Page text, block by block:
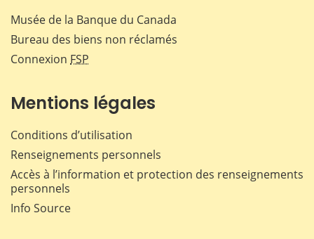
Musée de la Banque du Canada
Bureau des biens non réclamés
Connexion FSP
Mentions légales
Conditions d’utilisation
Renseignements personnels
Accès à l’information et protection des renseignements
personnels
Info Source